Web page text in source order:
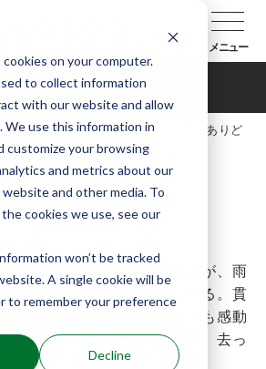
on your computer.
to collect information
with our website and allow
We use this information in
customize your browsing
and metrics about our
and other media. To
cookies we use, see our
won’t be tracked
A single cookie will be
to remember your preference
Decline
メニュー
おし）
曲目データベース
蟻通（ありど
知らず通りかかった紀貫之が、雨
と、傘をさした老人が現れる。貫
めよと言い、その歌に老人も感動
そ明神であると言い捨てて、去っ